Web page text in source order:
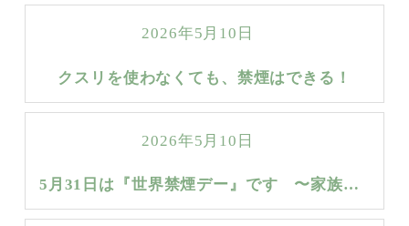
2026年5月10日
クスリを使わなくても、禁煙はできる！
2026年5月10日
5月31日は『世界禁煙デー』です 〜家族のためにも、禁煙しましょう〜